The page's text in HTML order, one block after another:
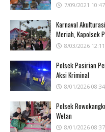
7/09/2021
Karnaval
Meriah, Kapolsek
8/03/2026
Polsek Pasirian
Aksi Kriminal
8/01/2026
Polsek
Wetan
8/01/2026